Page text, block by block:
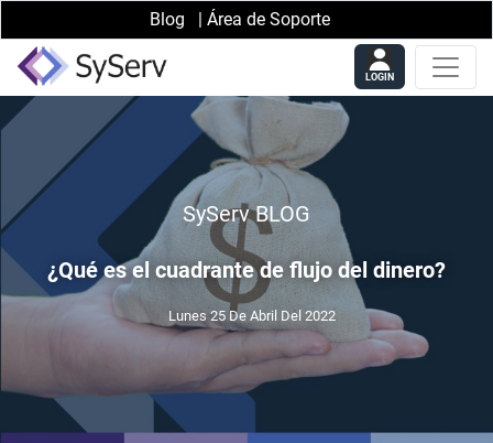
Blog | Área de Soporte
LOGIN
SyServ BLOG
¿Qué es el cuadrante de flujo del dinero?
Lunes 25 De Abril Del 2022